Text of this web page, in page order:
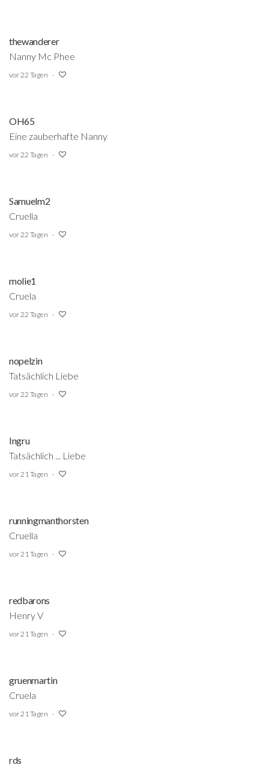
thewanderer
Nanny Mc Phee
vor 22 Tagen
OH65
Eine zauberhafte Nanny
vor 22 Tagen
Samuelm2
Cruella
vor 22 Tagen
molie1
Cruela
vor 22 Tagen
nopelzin
Tatsächlich Liebe
vor 22 Tagen
Ingru
Tatsächlich ... Liebe
vor 21 Tagen
runningmanthorsten
Cruella
vor 21 Tagen
redbarons
Henry V
vor 21 Tagen
gruenmartin
Cruela
vor 21 Tagen
rds